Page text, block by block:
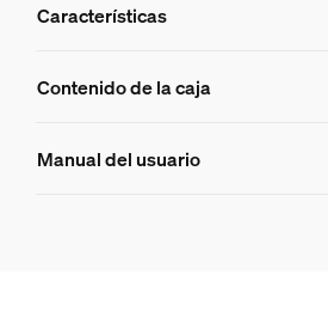
Características
Características
8721103088512
Contenido de la caja
Manual del usuario